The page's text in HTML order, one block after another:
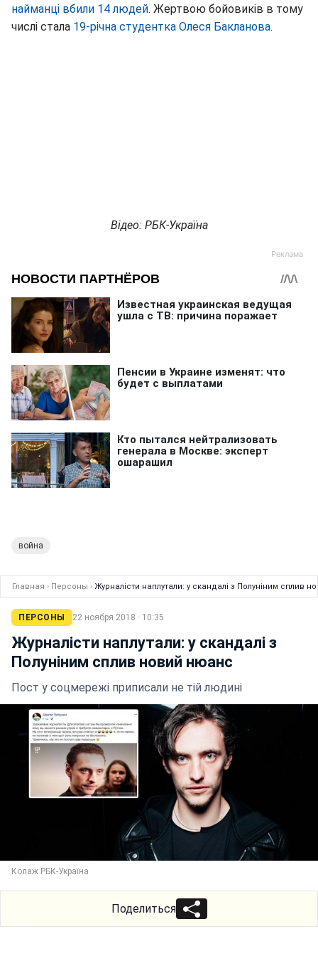
найманці вбили 14 людей. Жертвою бойовиків в тому
числі стала 19-річна студентка Олеся Бакланова.
Відео: РБК-Україна
война
Главная › Персоны › Журналісти наплутали: у скандалі з Полуніним сплив
ПЕРСОНЫ 22 ноября 2018 · 10:35
Журналісти наплутали: у скандалі з
Полуніним сплив новий нюанс
Пост у соцмережі приписали не тій людині
Колаж РБК-Україна
Поделиться